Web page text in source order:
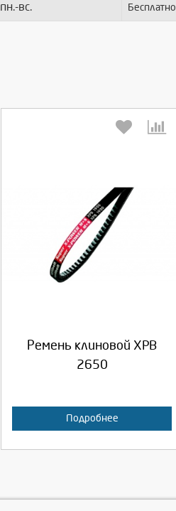
пн.-вс. Бесплатно
Ремень клиновой XPB
2650
Подробнее
Выберите количество: